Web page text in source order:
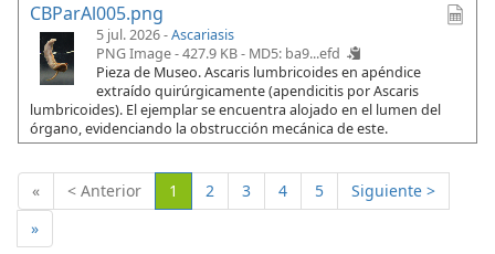
CBParAl005.png
5 jul. 2026 -Ascariasis
PNG Image - 427.9 KB - MD5: ba9...efd
Pieza de Museo. Ascaris lumbricoides en apéndice
extraído quirúrgicamente (apendicitis por Ascaris
lumbricoides). El ejemplar se encuentra alojado en el lumen del
órgano, evidenciando la obstrucción mecánica de este.
« < Anterior 1 (Actual)
2 3 4 5
Siguiente >
»